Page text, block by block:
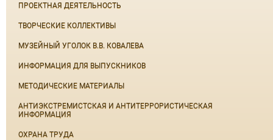
ПРОЕКТНАЯ ДЕЯТЕЛЬНОСТЬ
ТВОРЧЕСКИЕ КОЛЛЕКТИВЫ
МУЗЕЙНЫЙ УГОЛОК В.В. КОВАЛЕВА
ИНФОРМАЦИЯ ДЛЯ ВЫПУСКНИКОВ
МЕТОДИЧЕСКИЕ МАТЕРИАЛЫ
АНТИЭКСТРЕМИСТСКАЯ И АНТИТЕРРОРИСТИЧЕСКАЯ
ИНФОРМАЦИЯ
ОХРАНА ТРУДА